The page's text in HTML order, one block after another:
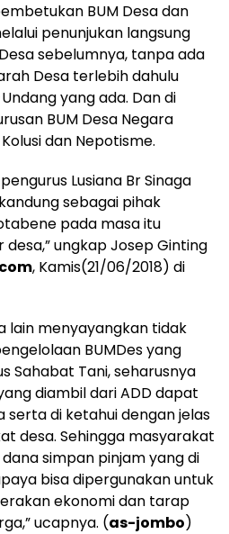
BUM Desa dan
penunjukan langsung
sebelumnya, tanpa ada
Desa terlebih dahulu
yang ada. Dan di
BUM Desa Negara
dan Nepotisme.
Lusiana Br Sinaga
sebagai pihak
pada masa itu
ungkap Josep Ginting
, Kamis(21/06/2018) di
lain menyayangkan tidak
BUMDes yang
Sahabat Tani, seharusnya
diambil dari ADD dapat
di ketahui dengan jelas
desa. Sehingga masyarakat
simpan pinjam yang di
bisa dipergunakan untuk
ekonomi dan tarap
ucapnya. (as-jombo)